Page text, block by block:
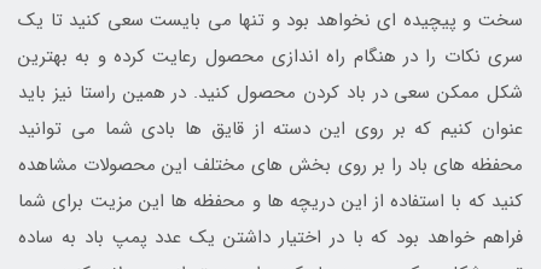
سخت و پیچیده ای نخواهد بود و تنها می بایست سعی کنید تا یک
سری نکات را در هنگام راه اندازی محصول رعایت کرده و به بهترین
شکل ممکن سعی در باد کردن محصول کنید. در همین راستا نیز باید
عنوان کنیم که بر روی این دسته از قایق ها بادی شما می توانید
محفظه های باد را بر روی بخش های مختلف این محصولات مشاهده
کنید که با استفاده از این دریچه ها و محفظه ها این مزیت برای شما
فراهم خواهد بود که با در اختیار داشتن یک عدد پمپ باد به ساده